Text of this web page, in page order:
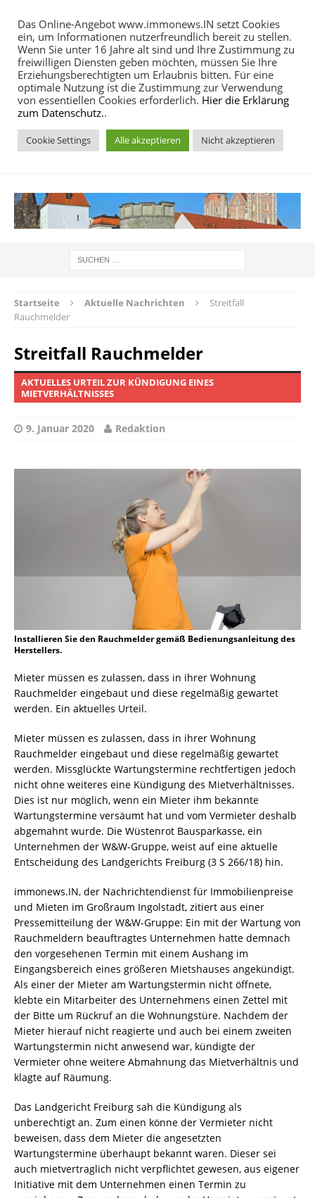
MENU
Startseite Aktuelle Nachrichten
Streitfall
Rauchmelder
Streitfall Rauchmelder
AKTUELLES URTEIL ZUR KÜNDIGUNG EINES
MIETVERHÄLTNISSES
9. Januar 2020 Redaktion
Installieren Sie den Rauchmelder gemäß Bedienungsanleitung des
Herstellers.
Mieter müssen es zulassen, dass in ihrer Wohnung
Rauchmelder eingebaut und diese regelmäßig gewartet
werden. Ein aktuelles Urteil.
Mieter müssen es zulassen, dass in ihrer Wohnung
Rauchmelder eingebaut und diese regelmäßig gewartet
werden. Missglückte Wartungstermine rechtfertigen jedoch
nicht ohne weiteres eine Kündigung des Mietverhältnisses.
Dies ist nur möglich, wenn ein Mieter ihm bekannte
Wartungstermine versäumt hat und vom Vermieter deshalb
abgemahnt wurde. Die Wüstenrot Bausparkasse, ein
Unternehmen der W&W-Gruppe, weist auf eine aktuelle
Entscheidung des Landgerichts Freiburg (3 S 266/18) hin.
immonews.IN, der Nachrichtendienst für Immobilienpreise
und Mieten im Großraum Ingolstadt, zitiert aus einer
Pressemitteilung der W&W-Gruppe: Ein mit der Wartung von
Rauchmeldern beauftragtes Unternehmen hatte demnach
den vorgesehenen Termin mit einem Aushang im
Eingangsbereich eines größeren Mietshauses angekündigt.
Als einer der Mieter am Wartungstermin nicht öffnete,
klebte ein Mitarbeiter des Unternehmens einen Zettel mit
der Bitte um Rückruf an die Wohnungstüre. Nachdem der
Mieter hierauf nicht reagierte und auch bei einem zweiten
Wartungstermin nicht anwesend war, kündigte der
Vermieter ohne weitere Abmahnung das Mietverhältnis und
klagte auf Räumung.
Das Landgericht Freiburg sah die Kündigung als
unberechtigt an. Zum einen könne der Vermieter nicht
beweisen, dass dem Mieter die angesetzten
Wartungstermine überhaupt bekannt waren. Dieser sei
auch mietvertraglich nicht verpflichtet gewesen, aus eigener
Initiative mit dem Unternehmen einen Termin zu
Das Online-Angebot www.immonews.IN setzt Cookies
ein, um Informationen nutzerfreundlich bereit zu stellen.
Wenn Sie unter 16 Jahre alt sind und Ihre Zustimmung zu
freiwilligen Diensten geben möchten, müssen Sie Ihre
Erziehungsberechtigten um Erlaubnis bitten. Für eine
optimale Nutzung ist die Zustimmung zur Verwendung
von essentiellen Cookies erforderlich. Hier die Erklärung
zum Datenschutz..
Cookie Settings Alle akzeptieren Nicht akzeptieren